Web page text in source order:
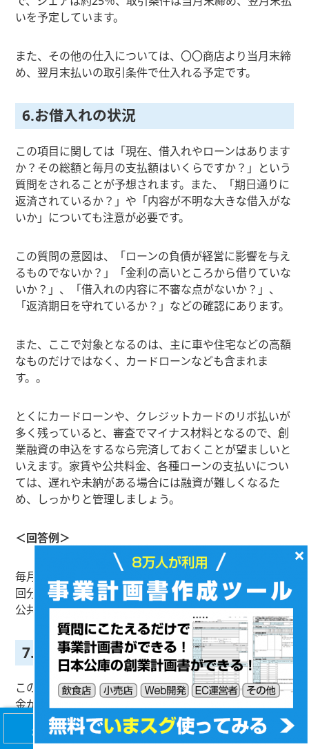
いを予定しています。
また、その他の仕入については、〇〇商店より当月末締
め、翌月末払いの取引条件で仕入れる予定です。
6.お借入れの状況
この項目に関しては「現在、借入れやローンはあります
か？その総額と毎月の支払額はいくらですか？」という
質問をされることが予想されます。また、「期日通りに
返済されているか？」や「内容が不明な大きな借入がな
いか」についても注意が必要です。
この質問の意図は、「ローンの負債が経営に影響を与え
るものでないか？」「金利の高いところから借りていな
いか？」、「借入れの内容に不審な点がないか？」、
「返済期日を守れているか？」などの確認にあります。
また、ここで対象となるのは、主に車や住宅などの高額
なものだけではなく、カードローンなども含まれま
す。。
とくにカードローンや、クレジットカードのリボ払いが
多く残っていると、審査でマイナス材料となるので、創
業融資の申込をするなら完済しておくことが望ましいと
いえます。家賃や公共料金、各種ローンの支払いについ
ては、遅れや未納がある場合には融資が難しくなるた
め、しっかりと管理しましょう。
＜回答例＞
毎月3万円の車のローン（ボーナス払いなし）があと20
回分残っていますが、返済の遅れはありません。家賃、
公共料金についても支払いの遅れはありません。
7.必要な資金と調達方法
この項目に関しては「今回の事業ではいくらぐらいの資
金が必要で、その手当てはどのように考えています
か？」という質問をされることが予想されます。
【無料】8万人が利用！
事業計画書カンタン作成
会社設立・経営
マニュアルプレゼント
×